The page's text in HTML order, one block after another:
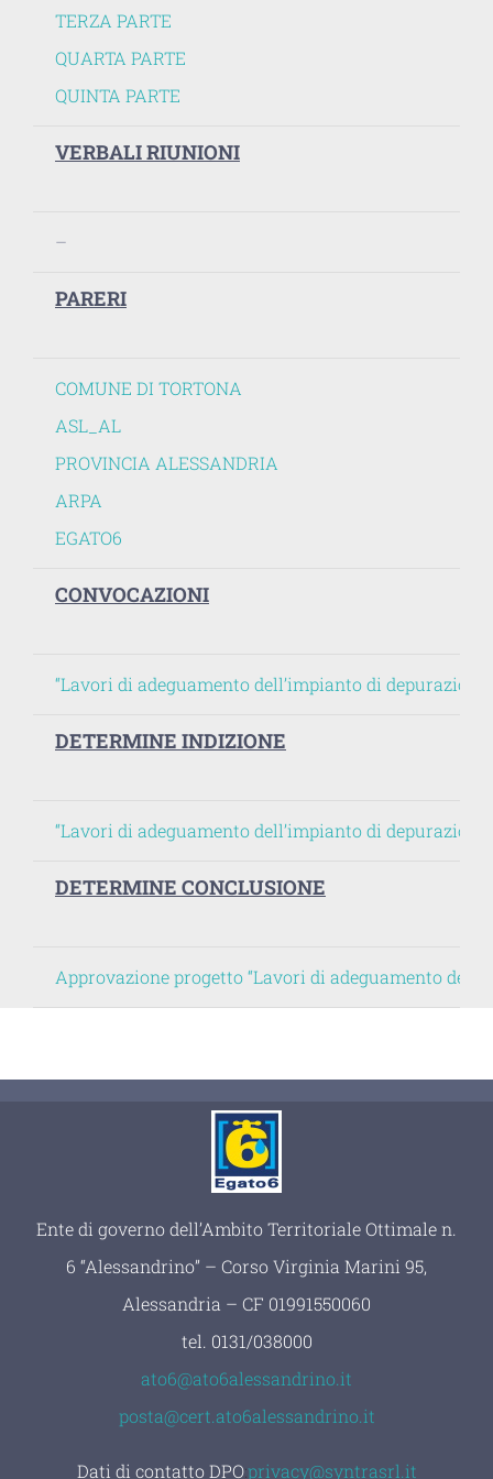
TERZA PARTE
QUARTA PARTE
QUINTA PARTE
VERBALI RIUNIONI
–
PARERI
COMUNE DI TORTONA
ASL_AL
PROVINCIA ALESSANDRIA
ARPA
EGATO6
CONVOCAZIONI
“Lavori di adeguamento dell’impianto di depurazione
DETERMINE INDIZIONE
“Lavori di adeguamento dell’impianto di
DETERMINE CONCLUSIONE
Approvazione progetto “Lavori di adeguamento
Ente di governo dell’Ambito Territoriale Ottimale n.
6 “Alessandrino” – Corso Virginia Marini 95,
Alessandria – CF 01991550060
tel. 0131/038000
ato6@ato6alessandrino.it
posta@cert.ato6alessandrino.it
Dati di contatto DPO:privacy@syntrasrl.it